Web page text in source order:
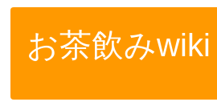
お茶飲みwiki